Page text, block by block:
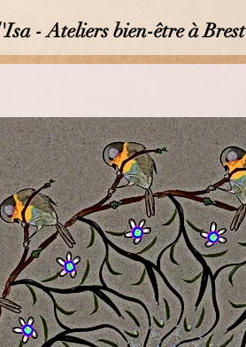
- Ateliers bien-être à Brest